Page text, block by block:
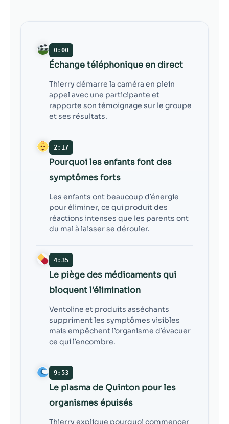
0:00
Échange téléphonique en direct
Thierry démarre la caméra en plein
appel avec une participante et
rapporte son témoignage sur le groupe
et ses résultats.
2:17
Pourquoi les enfants font des
symptômes forts
Les enfants ont beaucoup d’énergie
pour éliminer, ce qui produit des
réactions intenses que les parents ont
du mal à laisser se dérouler.
4:35
Le piège des médicaments qui
bloquent l’élimination
Ventoline et produits asséchants
suppriment les symptômes visibles
mais empêchent l’organisme d’évacuer
ce qui l’encombre.
9:53
Le plasma de Quinton pour les
organismes épuisés
Thierry explique pourquoi commencer